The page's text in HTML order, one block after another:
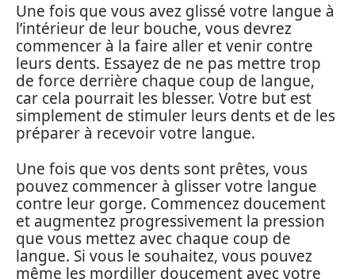
Une fois que vous avez glissé votre langue à
l’intérieur de leur bouche, vous devrez
commencer à la faire aller et venir contre
leurs dents. Essayez de ne pas mettre trop
de force derrière chaque coup de langue,
car cela pourrait les blesser. Votre but est
simplement de stimuler leurs dents et de les
préparer à recevoir votre langue.
Une fois que vos dents sont prêtes, vous
pouvez commencer à glisser votre langue
contre leur gorge. Commencez doucement
et augmentez progressivement la pression
que vous mettez avec chaque coup de
langue. Si vous le souhaitez, vous pouvez
même les mordiller doucement avec votre